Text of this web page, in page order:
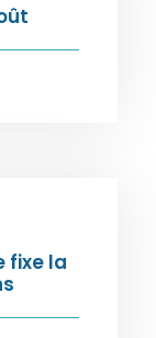
fixe la